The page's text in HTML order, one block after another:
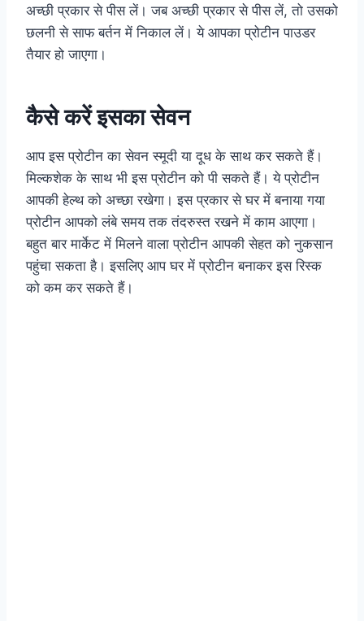
अच्छी प्रकार से पीस लें। जब अच्छी प्रकार से पीस लें, तो उसको
छलनी से साफ बर्तन में निकाल लें। ये आपका प्रोटीन पाउडर
तैयार हो जाएगा।
कैसे करें इसका सेवन
आप इस प्रोटीन का सेवन स्मूदी या दूध के साथ कर सकते हैं।
मिल्कशेक के साथ भी इस प्रोटीन को पी सकते हैं। ये प्रोटीन
आपकी हेल्थ को अच्छा रखेगा। इस प्रकार से घर में बनाया गया
प्रोटीन आपको लंबे समय तक तंदरुस्त रखने में काम आएगा।
बहुत बार मार्केट में मिलने वाला प्रोटीन आपकी सेहत को नुकसान
पहुंचा सकता है। इसलिए आप घर में प्रोटीन बनाकर इस रिस्क
को कम कर सकते हैं।